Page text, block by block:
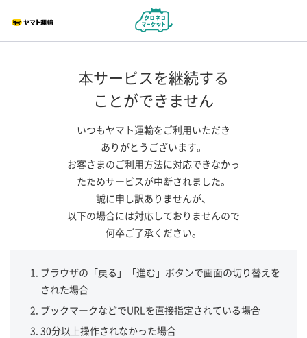
本サービスを継続する
ことができません
いつもヤマト運輸をご利用いただき
ありがとうございます。
お客さまのご利用方法に対応できなかっ
たためサービスが中断されました。
誠に申し訳ありませんが、
以下の場合には対応しておりませんので
何卒ご了承ください。
ブラウザの「戻る」「進む」ボタンで画面の切り替えを
された場合
ブックマークなどでURLを直接指定されている場合
30分以上操作されなかった場合